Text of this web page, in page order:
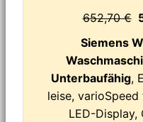
652,70 €
Siemens
Unterbaufähig,
leise,
LED-Display,